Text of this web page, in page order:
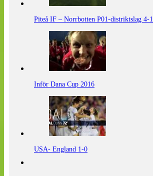
Piteå IF – Norrbotten P01-distriktslag 4-1
Inför Dana Cup 2016
USA- England 1-0